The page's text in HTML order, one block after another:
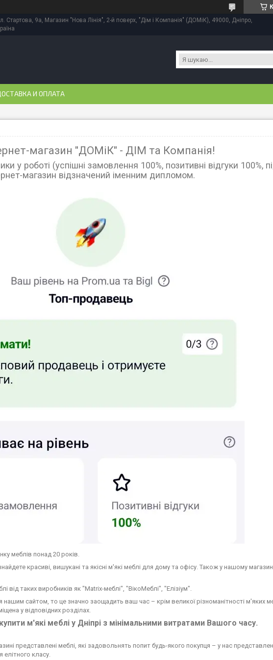
Стартова, 9а, Магазин "Нова Лінія", 2-й поверх, "Дім і Компанія" (ДОМіК), 49000, Дніпро,
И ОПЛАТА
магазин "ДОМіК" - ДІМ та Компанія!
у роботі (успішні замовлення 100%, позитивні відгуки
магазин відзначений іменним дипломом.
меблів понад 20 років.
красиві, вишукані та якісні м'які меблі для дому та офісу. Також у нашому
від таких виробників як "Matrix-меблі", "ВікоМеблі", "Елізіум".
сайтом, то це значно заощадить ваш час – крім великої різноманітності м'яких
у відповідних розділах.
м'які меблі у Дніпрі з мінімальними витратами Вашого часу.
представлені меблі, які задовольнять попит будь-якого покупця – у нас
елітного класу.